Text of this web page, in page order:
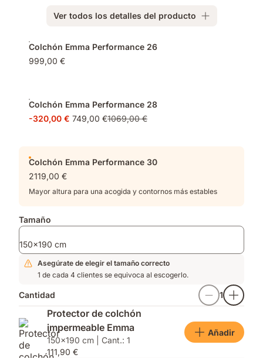
rediseñada
para
una
presión
ideal.
funda
ultra
fresca
primer
desarrollado
Alemania.
Ver todos los detalles del producto
Colchón Emma Performance 26
999,00 €
Colchón Emma Performance 28
-320,00 € 749,00 €1069,00 €
Colchón Emma Performance 30
2119,00 €
Mayor altura para una acogida y contornos más estables
Tamaño
150x190 cm
Asegúrate de elegir el tamaño correcto
1 de cada 4 clientes se equivoca al escogerlo.
Cantidad 1
Protector de colchón
impermeable Emma
150x190 cm | Cant.: 1
111,90 €
Añadir